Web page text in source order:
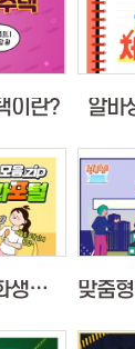
이란? 알바
집에서 즐기는 문화생활 '문화포털'